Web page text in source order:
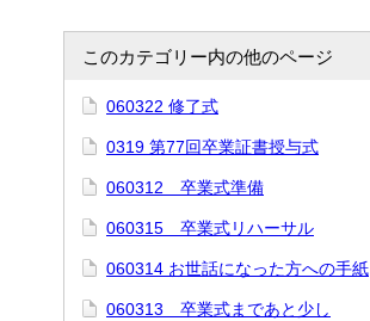
このカテゴリー内の他のページ
060322 修了式
0319 第77回卒業証書授与式
060312 卒業式準備
060315 卒業式リハーサル
060314 お世話になった方への手紙
060313 卒業式まであと少し